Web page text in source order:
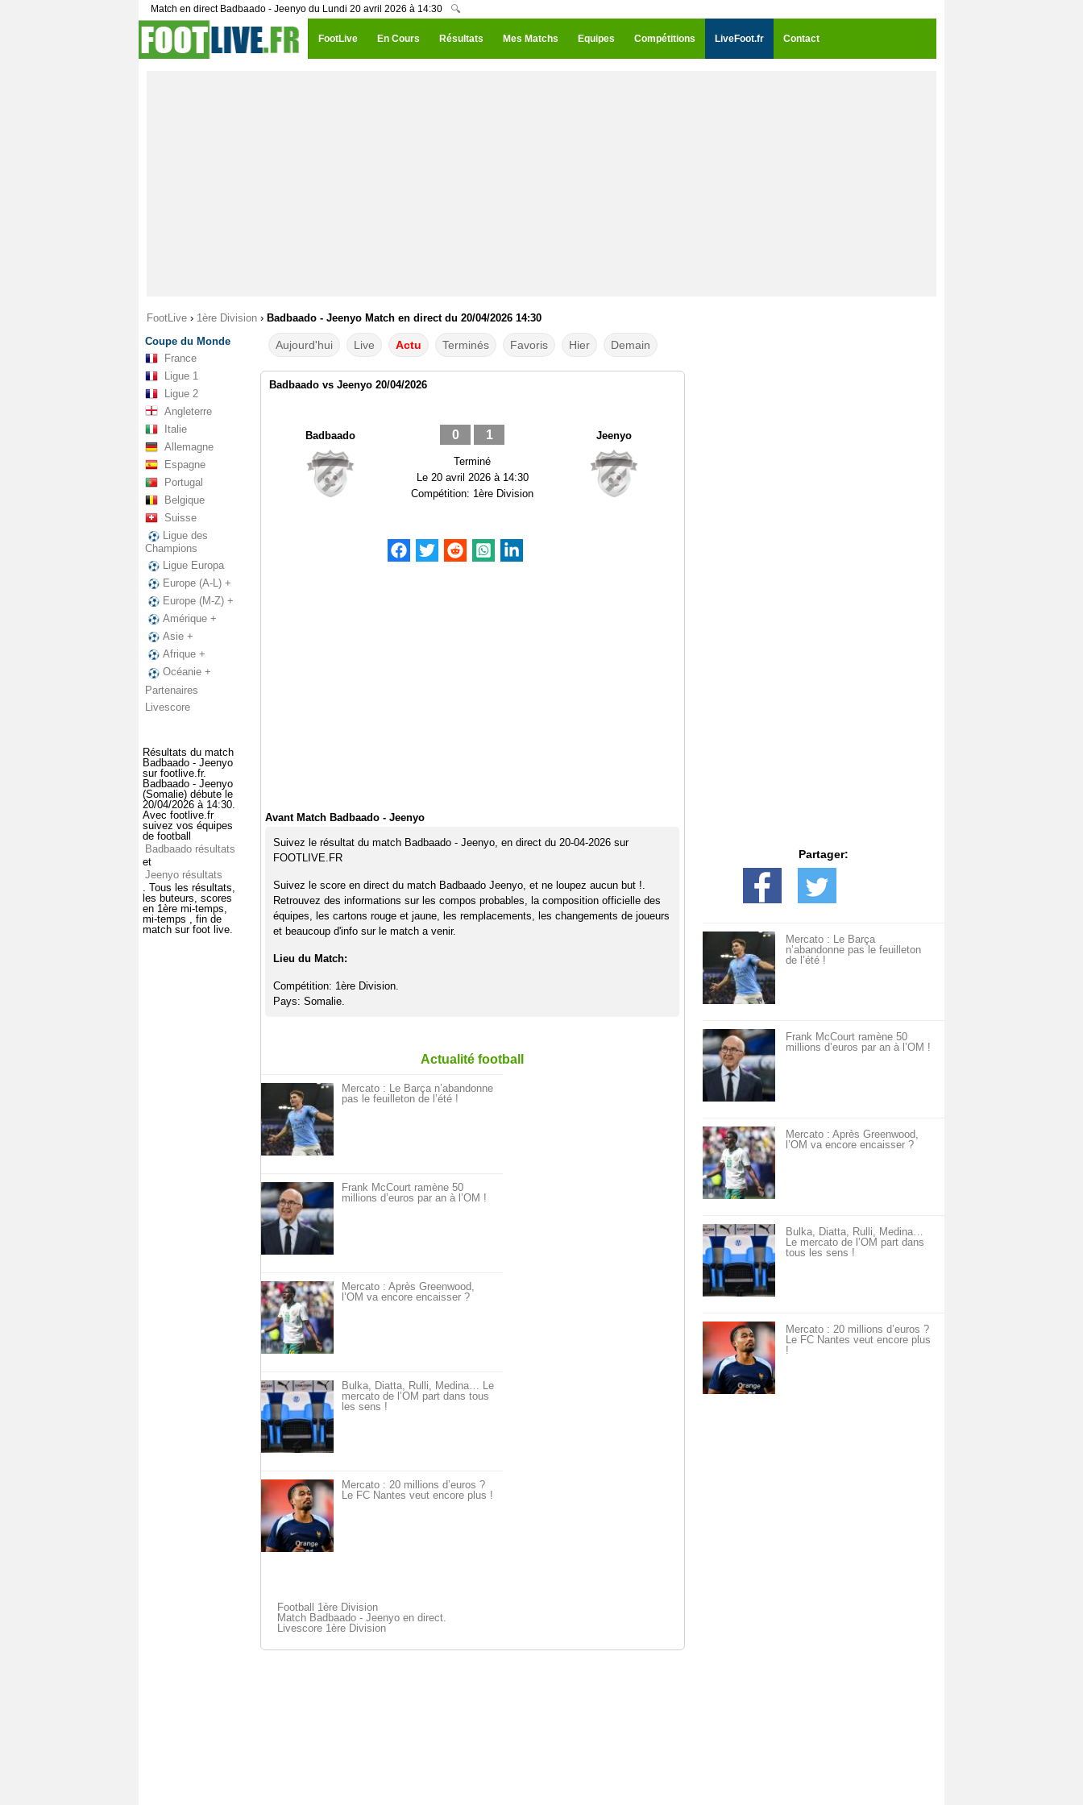
Match en direct Badbaado - Jeenyo du Lundi 20 avril 2026 à 14:30 🔍
FootLive En Cours Résultats Mes Matchs Equipes Compétitions LiveFoot.fr Contact
FootLive › 1ère Division › Badbaado - Jeenyo Match en direct du 20/04/2026 14:30
Coupe du Monde
France
Ligue 1
Ligue 2
Angleterre
Italie
Allemagne
Espagne
Portugal
Belgique
Suisse
Ligue des
Champions
Ligue Europa
Europe (A-L) +
Europe (M-Z) +
Amérique +
Asie +
Afrique +
Océanie +
Partenaires
Livescore
Résultats du match
Badbaado - Jeenyo
sur footlive.fr.
Badbaado - Jeenyo
(Somalie) débute le
20/04/2026 à 14:30.
Avec footlive.fr
suivez vos équipes
de football
Badbaado résultats
et
Jeenyo résultats
. Tous les résultats,
les buteurs, scores
en 1ère mi-temps,
mi-temps , fin de
match sur foot live.
Aujourd'hui Live Actu Terminés Favoris Hier Demain
Badbaado vs Jeenyo 20/04/2026
Badbaado 0 1
Terminé
Le 20 avril 2026 à 14:30
Compétition: 1ère Division
Jeenyo
Avant Match Badbaado - Jeenyo
Suivez le résultat du match Badbaado - Jeenyo, en direct du 20-04-2026 sur
FOOTLIVE.FR
Suivez le score en direct du match Badbaado Jeenyo, et ne loupez aucun but !.
Retrouvez des informations sur les compos probables, la composition officielle des
équipes, les cartons rouge et jaune, les remplacements, les changements de joueurs
et beaucoup d'info sur le match a venir.
Lieu du Match:
Compétition: 1ère Division.
Pays: Somalie.
Actualité football
Mercato : Le Barça n’abandonne
pas le feuilleton de l’été !
Frank McCourt ramène 50
millions d’euros par an à l’OM !
Mercato : Après Greenwood,
l’OM va encore encaisser ?
Bulka, Diatta, Rulli, Medina… Le
mercato de l’OM part dans tous
les sens !
Mercato : 20 millions d’euros ?
Le FC Nantes veut encore plus !
Football 1ère Division
Match Badbaado - Jeenyo en direct.
Livescore 1ère Division
Partager:
Mercato : Le Barça
n’abandonne pas le feuilleton
de l’été !
Frank McCourt ramène 50
millions d’euros par an à l’OM !
Mercato : Après Greenwood,
l’OM va encore encaisser ?
Bulka, Diatta, Rulli, Medina…
Le mercato de l’OM part dans
tous les sens !
Mercato : 20 millions d’euros ?
Le FC Nantes veut encore plus
!